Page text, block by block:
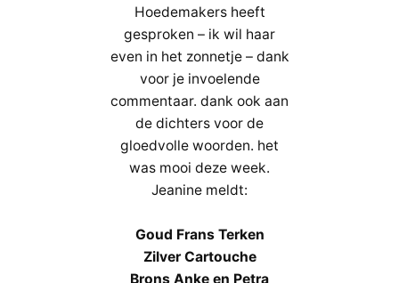
Hoedemakers heeft
gesproken – ik wil haar
even in het zonnetje – dank
voor je invoelende
commentaar. dank ook aan
de dichters voor de
gloedvolle woorden. het
was mooi deze week.
Jeanine meldt:
Goud Frans Terken
Zilver Cartouche
Brons Anke en Petra